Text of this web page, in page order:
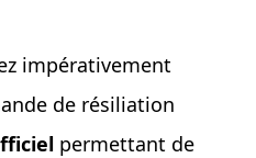
impérativement
de résiliation
permettant de